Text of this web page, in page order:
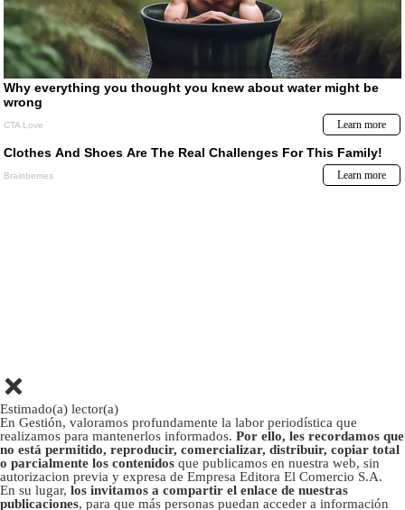
Estimado(a) lector(a)
En Gestión, valoramos profundamente la labor periodística que
realizamos para mantenerlos informados. Por ello, les recordamos que
no está permitido, reproducir, comercializar, distribuir, copiar total
o parcialmente los contenidos que publicamos en nuestra web, sin
autorizacion previa y expresa de Empresa Editora El Comercio S.A.
En su lugar, los invitamos a compartir el enlace de nuestras
publicaciones, para que más personas puedan acceder a información